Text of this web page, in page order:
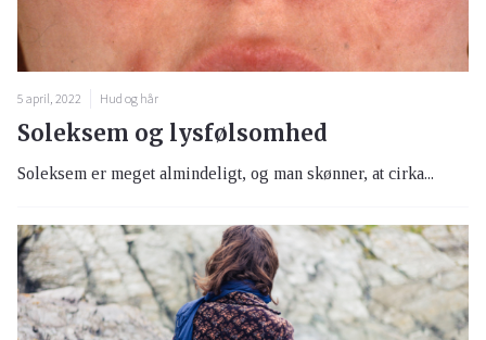
5 april, 2022 Hud og hår
Soleksem og lysfølsomhed
Soleksem er meget almindeligt, og man skønner, at cirka...